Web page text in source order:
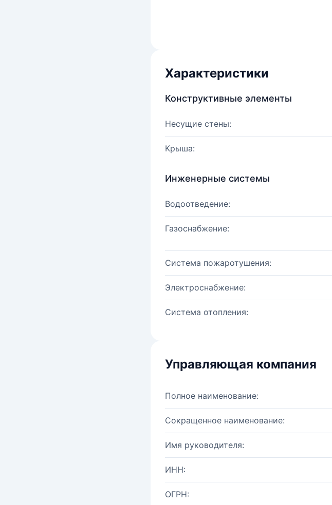
Характеристики
Конструктивные элементы
Несущие стены:
Крыша:
Инженерные системы
Водоотведение:
Газоснабжение:
Система пожаротушения:
Электроснабжение:
Система отопления:
Управляющая компания
Полное наименование:
Сокращенное наименование:
Имя руководителя:
ИНН:
ОГРН: